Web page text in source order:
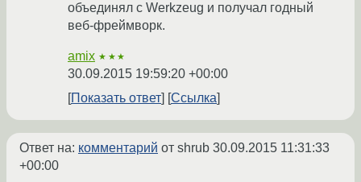
объединял с Werkzeug и получал годный
веб-фреймворк.
amix ★★★
30.09.2015 19:59:20 +00:00
Показать ответ
Ссылка
Ответ на: комментарий от shrub 30.09.2015 11:31:33
+00:00